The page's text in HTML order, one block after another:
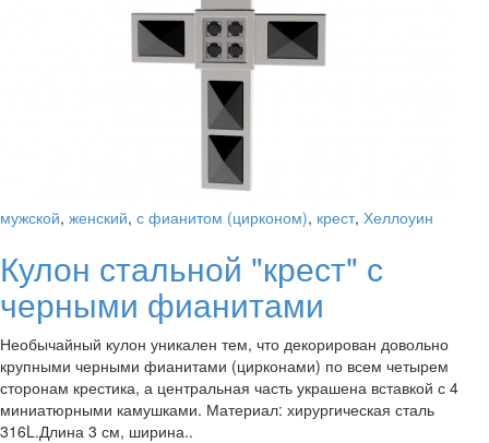
мужской, женский, с фианитом (цирконом), крест, Хеллоуин
Кулон стальной "крест" с
черными фианитами
Необычайный кулон уникален тем, что декорирован довольно
крупными черными фианитами (цирконами) по всем четырем
сторонам крестика, а центральная часть украшена вставкой с 4
миниатюрными камушками. Материал: хирургическая сталь
316L.Длина 3 см, ширина..